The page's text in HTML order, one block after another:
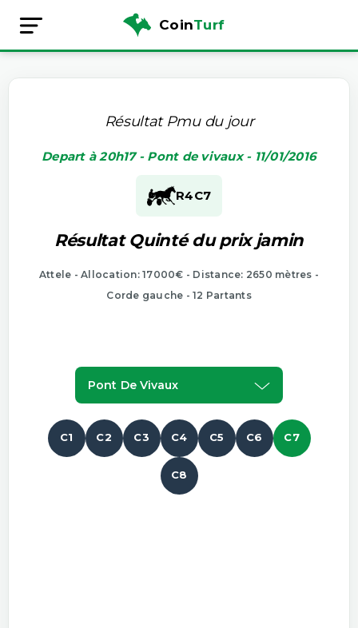
CoinTurf
Résultat Pmu du jour
Depart à 20h17 - Pont de vivaux - 11/01/2016
R4C7
Résultat Quinté du prix jamin
Attele - Allocation: 17000€ - Distance: 2650 mètres -
Corde gauche - 12 Partants
Pont De Vivaux
C1 C2 C3 C4 C5 C6 C7
C8